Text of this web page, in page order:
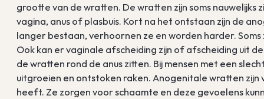
grootte van de wratten. De wratten zijn soms nauwelijks
vagina, anus of plasbuis. Kort na het ontstaan zijn de
langer bestaan, verhoornen ze en worden harder.
Ook kan er vaginale afscheiding zijn of afscheiding uit
de wratten rond de anus zitten. Bij mensen met een
uitgroeien en ontstoken raken. Anogenitale wratten zijn
heeft. Ze zorgen voor schaamte en deze gevoelens